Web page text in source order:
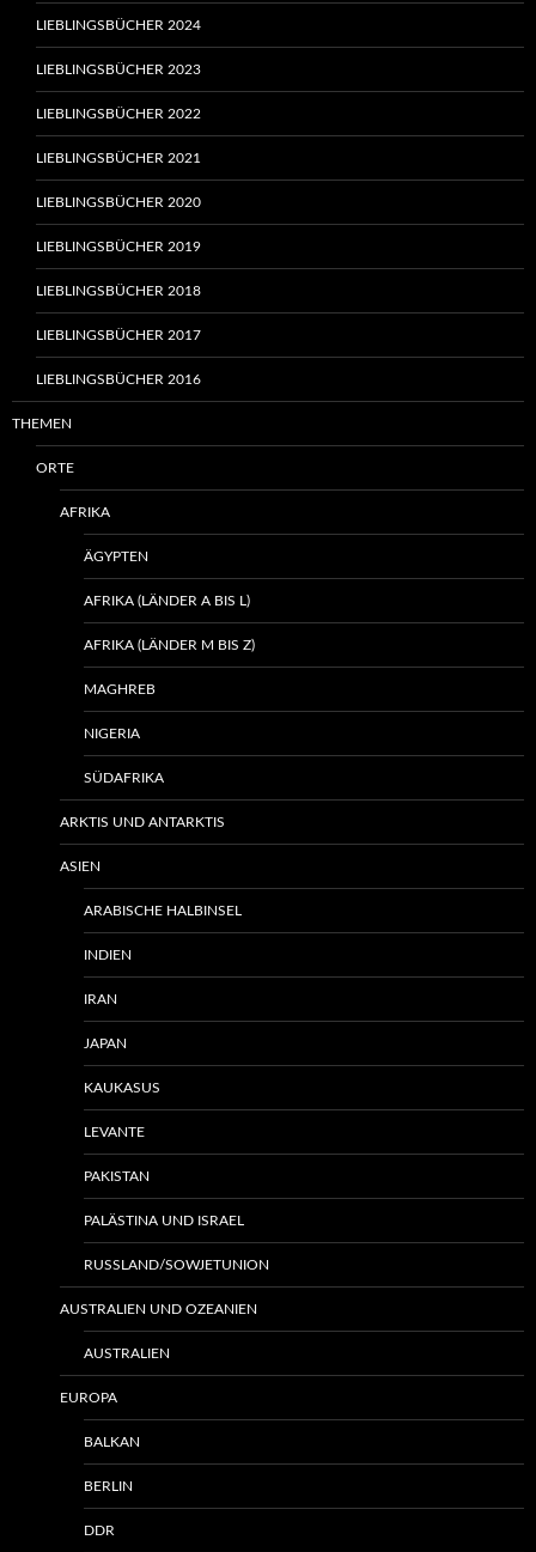
LIEBLINGSBÜCHER 2024
LIEBLINGSBÜCHER 2023
LIEBLINGSBÜCHER 2022
LIEBLINGSBÜCHER 2021
LIEBLINGSBÜCHER 2020
LIEBLINGSBÜCHER 2019
LIEBLINGSBÜCHER 2018
LIEBLINGSBÜCHER 2017
LIEBLINGSBÜCHER 2016
THEMEN
ORTE
AFRIKA
ÄGYPTEN
AFRIKA (LÄNDER A BIS L)
AFRIKA (LÄNDER M BIS Z)
MAGHREB
NIGERIA
SÜDAFRIKA
ARKTIS UND ANTARKTIS
ASIEN
ARABISCHE HALBINSEL
INDIEN
IRAN
JAPAN
KAUKASUS
LEVANTE
PAKISTAN
PALÄSTINA UND ISRAEL
RUSSLAND/SOWJETUNION
AUSTRALIEN UND OZEANIEN
AUSTRALIEN
EUROPA
BALKAN
BERLIN
DDR